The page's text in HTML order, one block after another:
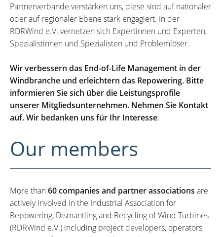
Partnerverbände verstärken uns, diese sind auf nationaler
oder auf regionaler Ebene stark engagiert. In der
RDRWind e.V. vernetzen sich Expertinnen und Experten,
Spezialistinnen und Spezialisten und Problemlöser.
Wir verbessern das End-of-Life Management in der
Windbranche und erleichtern das Repowering. Bitte
informieren Sie sich über die Leistungsprofile
unserer Mitgliedsunternehmen. Nehmen Sie Kontakt
auf. Wir bedanken uns für Ihr Interesse.
Our members
More than60 companies and partner associations are
actively involved in the Industrial Association for
Repowering, Dismantling and Recycling of Wind Turbines
(RDRWind e.V.) including project developers, operators,